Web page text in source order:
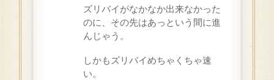
ズリバイがなかなか出来なかった
のに、その先はあっという間に進
んじゃう。
しかもズリバイめちゃくちゃ速
い。